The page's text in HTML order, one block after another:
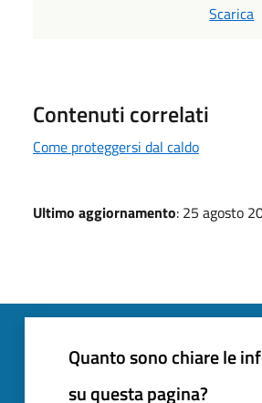
Scarica
Contenuti correlati
Come proteggersi dal caldo
Ultimo aggiornamento: 25 agosto
Quanto sono chiare le
su questa pagina?